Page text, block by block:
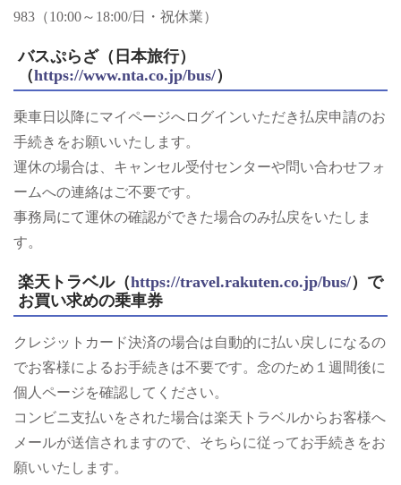
983（10:00～18:00/日・祝休業）
バスぷらざ（日本旅行）
（https://www.nta.co.jp/bus/）
乗車日以降にマイページへログインいただき払戻申請のお
手続きをお願いいたします。
運休の場合は、キャンセル受付センターや問い合わせフォ
ームへの連絡はご不要です。
事務局にて運休の確認ができた場合のみ払戻をいたしま
す。
楽天トラベル（https://travel.rakuten.co.jp/bus/）で
お買い求めの乗車券
クレジットカード決済の場合は自動的に払い戻しになるの
でお客様によるお手続きは不要です。念のため１週間後に
個人ページを確認してください。
コンビニ支払いをされた場合は楽天トラベルからお客様へ
メールが送信されますので、そちらに従ってお手続きをお
願いいたします。